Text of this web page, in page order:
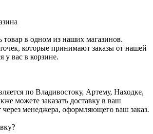
товар в одном из наших магазинов.
которые принимают заказы от нашей
у вас в корзине.
по Владивостоку, Артему, Находке,
можете заказать доставку в ваш
менеджера, оформляющего ваш заказ.